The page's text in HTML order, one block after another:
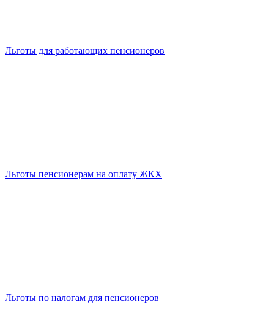
Льготы для работающих пенсионеров
Льготы пенсионерам на оплату ЖКХ
Льготы по налогам для пенсионеров